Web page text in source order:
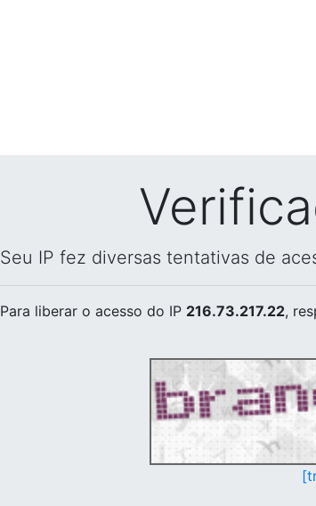
Seu IP fez diversas tentativas de
Para liberar o acesso do IP 216.73.217.22,